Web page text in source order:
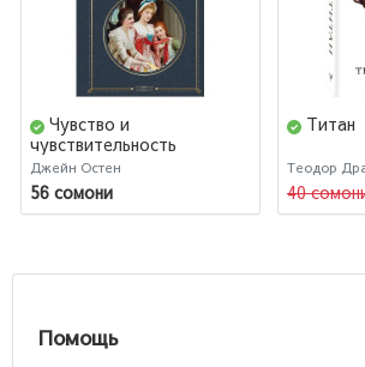
Чувство и
чувствительность
Джейн Остен
56 сомони
Титан
Теодор
40
Помощь